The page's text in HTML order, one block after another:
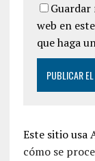
web en
que haga
Este sitio usa
cómo se